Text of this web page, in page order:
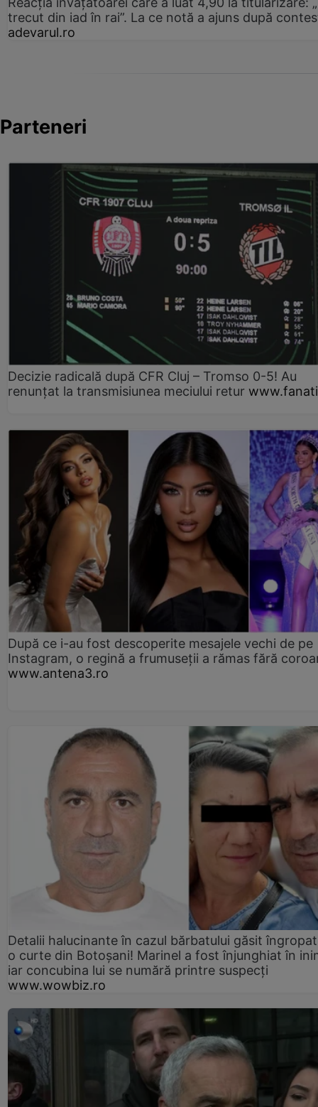
trecut din iad în rai”. La ce notă a ajuns după
adevarul.ro
Parteneri
Decizie radicală după CFR Cluj – Tromso 0-5! Au
renunțat la transmisiunea meciului retur
După ce i-au fost descoperite mesajele vechi de pe
Instagram, o regină a frumuseții a rămas fără
www.antena3.ro
Detalii halucinante în cazul bărbatului găsit
o curte din Botoșani! Marinel a fost înjunghiat în
iar concubina lui se numără printre suspecți
www.wowbiz.ro